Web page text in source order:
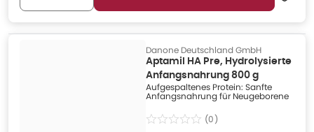
Danone Deutschland GmbH
Aptamil HA Pre, Hydrolysierte
Anfangsnahrung 800 g
Aufgespaltenes Protein: Sanfte
Anfangsnahrung für Neugeborene
(0)